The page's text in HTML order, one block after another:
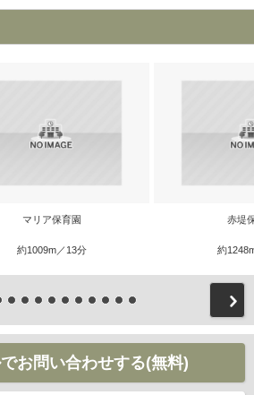
マリア保育園
約1009m／13分
赤堤
約
お問い合わせする(無料)